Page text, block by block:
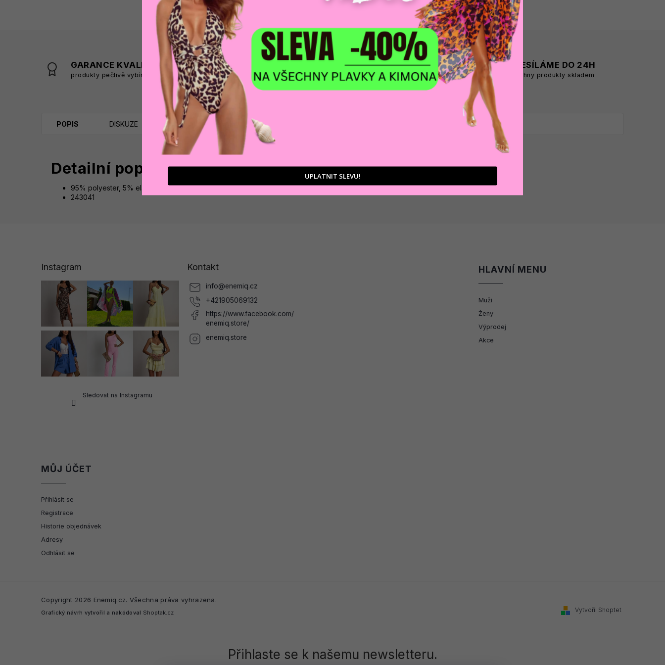
GARANCE KVALITY
produkty pečlivě vybíráme
POMŮŽEME VÁM
s výběrem produktů
DOPRAVA ZDARMA
na adresu nebo pobočku
Zásilkovny
ODESÍLÁME DO 24H
všechny produkty skladem
POPIS DISKUZE
Detailní popis produktu
95% polyester, 5% elastan
243041
Instagram
Sledovat na Instagramu
Kontakt
info@enemiq.cz
+421905069132
https://www.facebook.com/
enemiq.store/
enemiq.store
HLAVNÍ MENU
Muži
Ženy
Výprodej
Akce
MŮJ ÚČET
Přihlásit se
Registrace
Historie objednávek
Adresy
Odhlásit se
Vytvořil Shoptet
Copyright 2026 Enemiq.cz. Všechna práva vyhrazena.
Grafický návrh vytvořil a nakódoval Shoptak.cz
Přihlaste se k našemu newsletteru.
UPLATNIT SLEVU!